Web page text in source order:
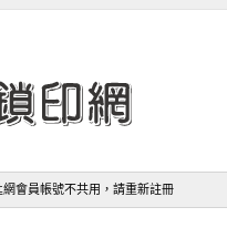
會員帳號不共用，請重新註冊